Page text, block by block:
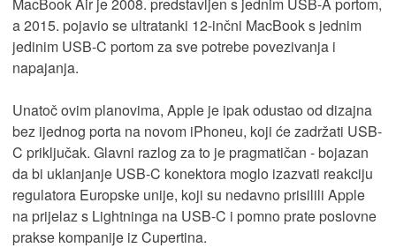
a 2015. pojavio se ultratanki 12-inčni MacBook s jednim
jedinim USB-C portom za sve potrebe povezivanja i
napajanja.
Unatoč ovim planovima, Apple je ipak odustao od dizajna
bez ijednog porta na novom iPhoneu, koji će zadržati USB-
C priključak. Glavni razlog za to je pragmatičan - bojazan
da bi uklanjanje USB-C konektora moglo izazvati reakciju
regulatora Europske unije, koji su nedavno prisilili Apple
na prijelaz s Lightninga na USB-C i pomno prate poslovne
prakse kompanije iz Cupertina.